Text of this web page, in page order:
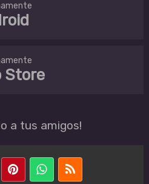
Store
a tus amigos!